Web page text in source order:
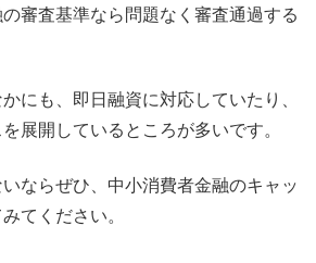
審査基準なら問題なく審査通過する
にも、即日融資に対応していたり、
展開しているところが多いです。
ならぜひ、中小消費者金融のキャッ
てください。